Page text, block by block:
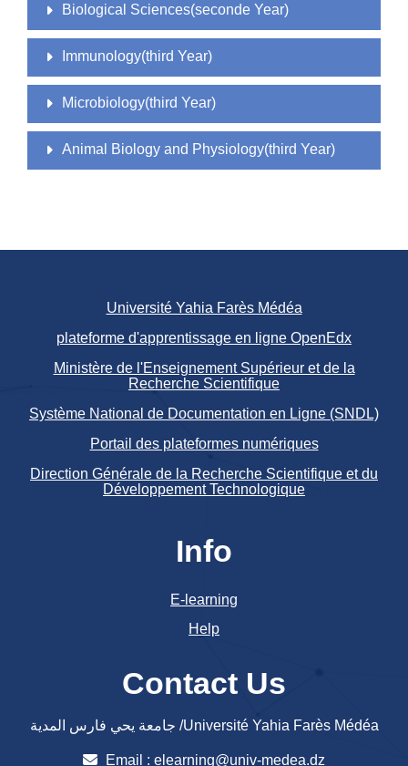
Biological Sciences(seconde Year)
Immunology(third Year)
Microbiology(third Year)
Animal Biology and Physiology(third Year)
Université Yahia Farès Médéa
plateforme d'apprentissage en ligne OpenEdx
Ministère de l'Enseignement Supérieur et de la
Recherche Scientifique
Système National de Documentation en Ligne (SNDL)
Portail des plateformes numériques
Direction Générale de la Recherche Scientifique et du
Développement Technologique
Info
E-learning
Help
Contact Us
جامعة يحي فارس المدية /Université Yahia Farès Médéa
Email : elearning@univ-medea.dz